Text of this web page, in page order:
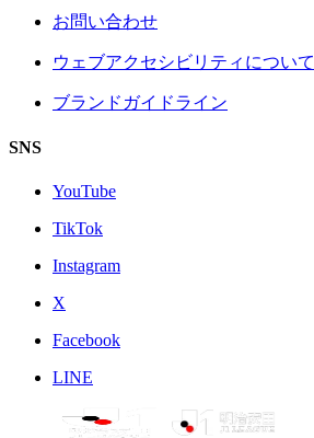
お問い合わせ
ウェブアクセシビリティについて
ブランドガイドライン
SNS
YouTube
TikTok
Instagram
X
Facebook
LINE